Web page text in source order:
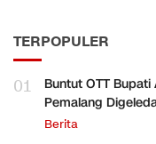
TERPOPULER
01
Buntut OTT Bupati
Pemalang
Berita